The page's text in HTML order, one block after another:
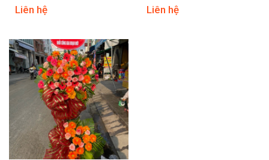
Liên hệ Liên hệ